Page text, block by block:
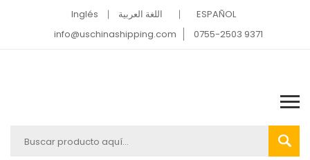
Inglés اللغة العربية
ESPAÑOL
info@uschinashipping.com
0755-2503 9371